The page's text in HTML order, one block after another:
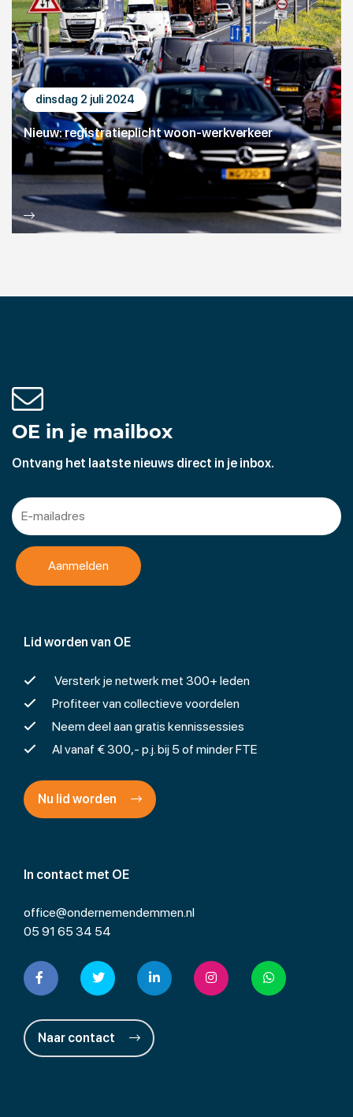
dinsdag 2 juli 2024
Nieuw: registratieplicht woon-werkverkeer
In contact met OE
office@ondernemendemmen.nl
05 91 65 34 54
Naar contact
Lid worden van OE
Versterk je netwerk met 300+ leden
Profiteer van collectieve voordelen
Neem deel aan gratis kennissessies
Al vanaf € 300,- p.j. bij 5 of minder FTE
Nu lid worden
OE in je mailbox
Ontvang het laatste nieuws direct in je inbox.